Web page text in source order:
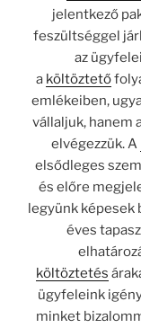
jelentkező
feszültséggel
az
a költöztető
emlékeiben,
vállaljuk, hanem
elvégezzük. A
elsődleges
és előre
legyünk képesek
éves
költöztetés
ügyfeleink
minket